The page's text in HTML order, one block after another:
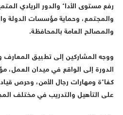
مستوى الأداء والدور الريادي
وحماية مؤسسات الدولة
العامة بالمحافظة.
المشاركين إلى تطبيق المعارف
إلى الواقع في ميدان العمل،
ومهارات رجال الأمن، وحرص قيادة
التأهيل والتدريب في مختلف